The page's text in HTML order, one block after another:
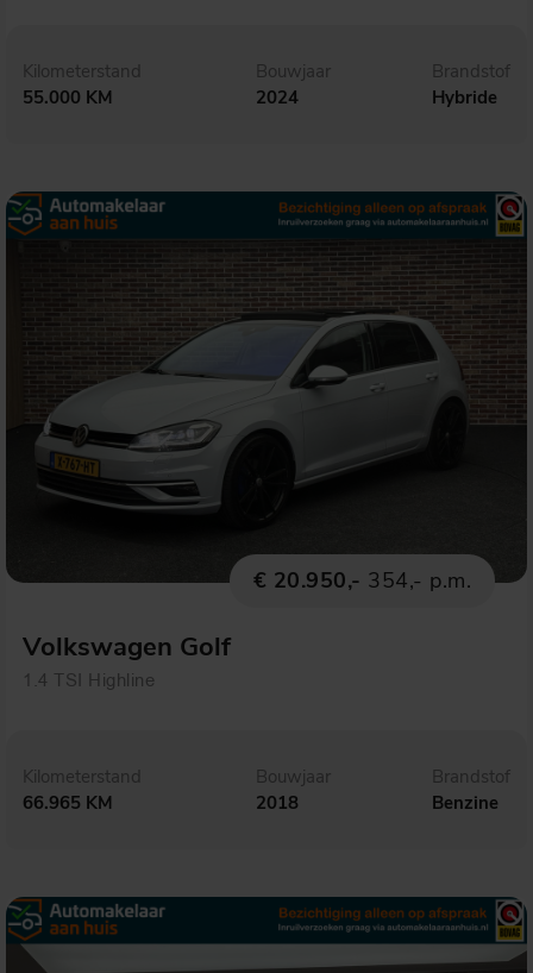
Kilometerstand
55.000 KM
Bouwjaar
2024
Brandstof
Hybride
€ 20.950,- 354,- p.m.
Volkswagen Golf
1.4 TSI Highline
Kilometerstand
66.965 KM
Bouwjaar
2018
Brandstof
Benzine